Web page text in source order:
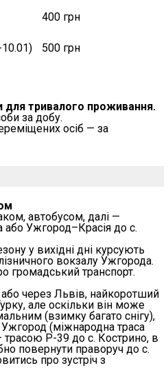
400 грн
10.01) 500 грн
тривалого проживання.
за добу.
осіб — за
автобусом, далі —
Ужгород–Красія до с.
у вихідні дні курсують
вокзалу Ужгорода.
громадський транспорт.
через Львів, найкоротший
але оскільки він може
(взимку багато снігу),
(міжнародна траса
трасою Р-39 до с. Кострино, в
повернути праворуч до с.
про зустріч з